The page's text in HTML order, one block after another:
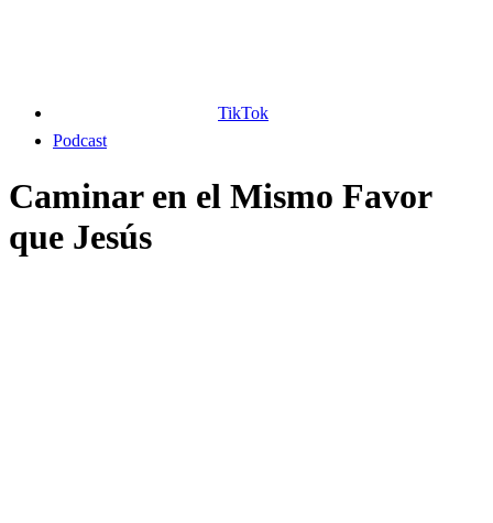
TikTok
Podcast
Caminar en el Mismo Favor
que Jesús